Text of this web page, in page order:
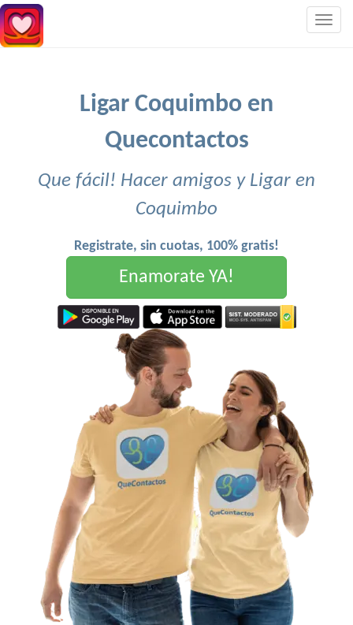
Ligar Coquimbo en
Quecontactos
Que fácil! Hacer amigos y Ligar en
Coquimbo
Registrate, sin cuotas, 100% gratis!
Enamorate YA!